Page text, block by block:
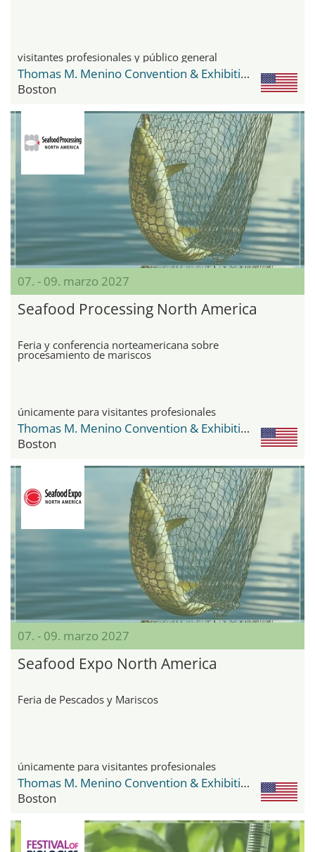
visitantes profesionales y público general
Thomas M. Menino Convention & Exhibition Center
Boston
07. - 09. marzo 2027
Seafood Processing North America
Feria y conferencia norteamericana sobre
procesamiento de mariscos
únicamente para visitantes profesionales
Thomas M. Menino Convention & Exhibition Center
Boston
07. - 09. marzo 2027
Seafood Expo North America
Feria de Pescados y Mariscos
únicamente para visitantes profesionales
Thomas M. Menino Convention & Exhibition Center
Boston